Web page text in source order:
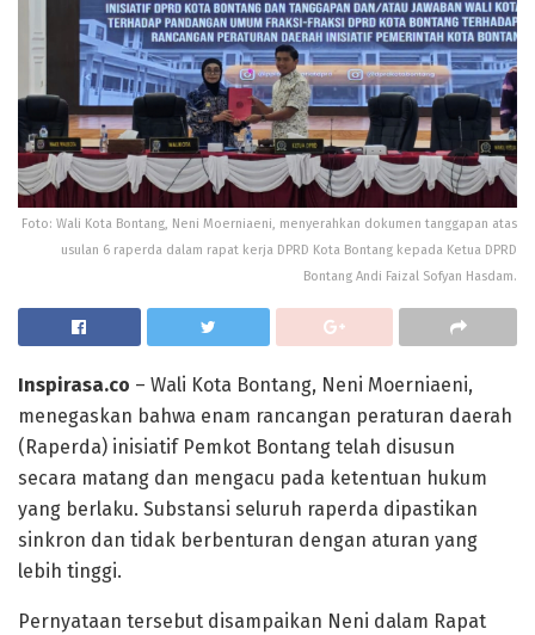
Foto: Wali Kota Bontang, Neni Moerniaeni, menyerahkan dokumen tanggapan atas
usulan 6 raperda dalam rapat kerja DPRD Kota Bontang kepada Ketua DPRD
Bontang Andi Faizal Sofyan Hasdam.
Inspirasa.co – Wali Kota Bontang, Neni Moerniaeni,
menegaskan bahwa enam rancangan peraturan daerah
(Raperda) inisiatif Pemkot Bontang telah disusun
secara matang dan mengacu pada ketentuan hukum
yang berlaku. Substansi seluruh raperda dipastikan
sinkron dan tidak berbenturan dengan aturan yang
lebih tinggi.
Pernyataan tersebut disampaikan Neni dalam Rapat